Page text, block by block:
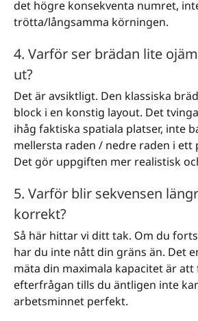
det högre konsekventa numret,
trötta/långsamma körningen.
4. Varför ser brädan lite
ut?
Det är avsiktligt. Den klassiska
block i en konstig layout. Det
ihåg faktiska spatiala platser, inte
mellersta raden / nedre raden i ett
Det gör uppgiften mer realistisk
5. Varför blir sekvensen
korrekt?
Så här hittar vi ditt tak. Om du
har du inte nått din gräns än. Det
mäta din maximala kapacitet är
efterfrågan tills du äntligen inte
arbetsminnet perfekt.